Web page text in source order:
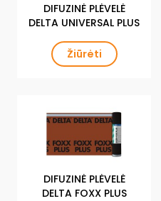
DIFUZINĖ PLĖVELĖ
DELTA UNIVERSAL PLUS
Žiūrėti
DIFUZINĖ PLĖVELĖ
DELTA FOXX PLUS